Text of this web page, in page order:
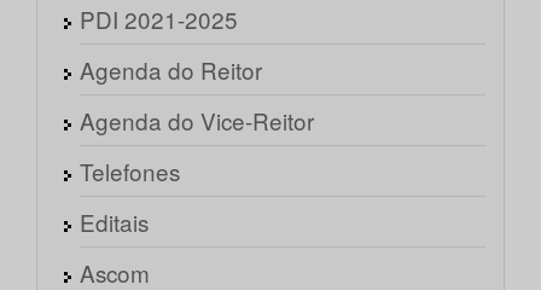
PDI 2021-2025
Agenda do Reitor
Agenda do Vice-Reitor
Telefones
Editais
Ascom